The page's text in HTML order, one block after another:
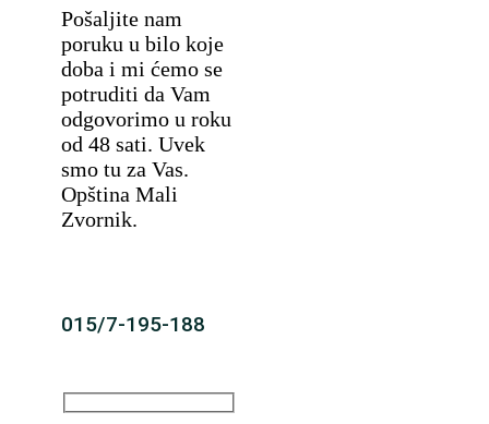
Pošaljite nam
poruku u bilo koje
doba i mi ćemo se
potruditi da Vam
odgovorimo u roku
od 48 sati. Uvek
smo tu za Vas.
Opština Mali
Zvornik.
015/7-195-188